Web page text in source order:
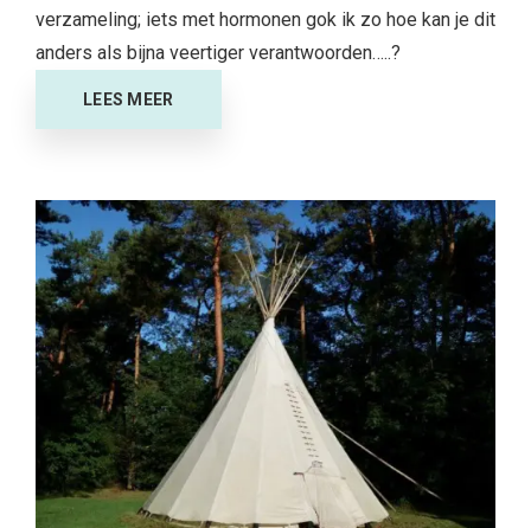
verzameling; iets met hormonen gok ik zo hoe kan je dit
anders als bijna veertiger verantwoorden…..?
LEES MEER